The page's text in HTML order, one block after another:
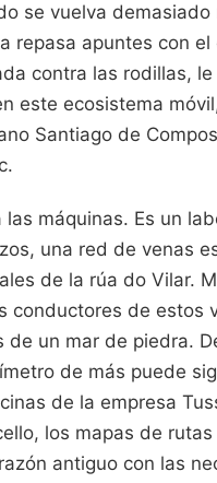
se vuelva demasiado
repasa apuntes con
contra las rodillas,
este ecosistema
Santiago de
máquinas. Es un
una red de venas
de la rúa do Vilar.
conductores de estos
un mar de piedra.
de más puede
de la empresa
los mapas de
antiguo con las